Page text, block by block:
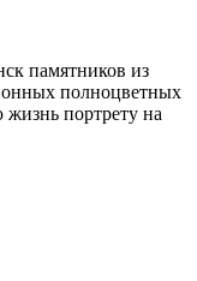
памятников из
полноцветных
портрету на